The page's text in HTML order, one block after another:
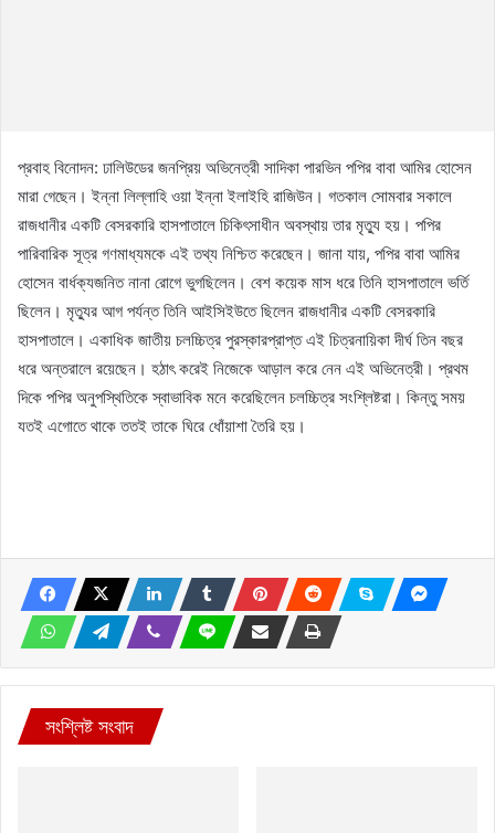
প্রবাহ বিনোদন: ঢালিউডের জনপ্রিয় অভিনেত্রী সাদিকা পারভিন পপির বাবা আমির হোসেন
মারা গেছেন। ইন্না লিল্লাহি ওয়া ইন্না ইলাইহি রাজিউন। গতকাল সোমবার সকালে
রাজধানীর একটি বেসরকারি হাসপাতালে চিকিৎসাধীন অবস্থায় তার মৃত্যু হয়। পপির
পারিবারিক সূত্র গণমাধ্যমকে এই তথ্য নিশ্চিত করেছেন। জানা যায়, পপির বাবা আমির
হোসেন বার্ধক্যজনিত নানা রোগে ভুগছিলেন। বেশ কয়েক মাস ধরে তিনি হাসপাতালে ভর্তি
ছিলেন। মৃত্যুর আগ পর্যন্ত তিনি আইসিইউতে ছিলেন রাজধানীর একটি বেসরকারি
হাসপাতালে। একাধিক জাতীয় চলচ্চিত্র পুরস্কারপ্রাপ্ত এই চিত্রনায়িকা দীর্ঘ তিন বছর
ধরে অন্তরালে রয়েছেন। হঠাৎ করেই নিজেকে আড়াল করে নেন এই অভিনেত্রী। প্রথম
দিকে পপির অনুপস্থিতিকে স্বাভাবিক মনে করেছিলেন চলচ্চিত্র সংশ্লিষ্টরা। কিন্তু সময়
যতই এগোতে থাকে ততই তাকে ঘিরে ধোঁয়াশা তৈরি হয়।
সংশ্লিষ্ট সংবাদ